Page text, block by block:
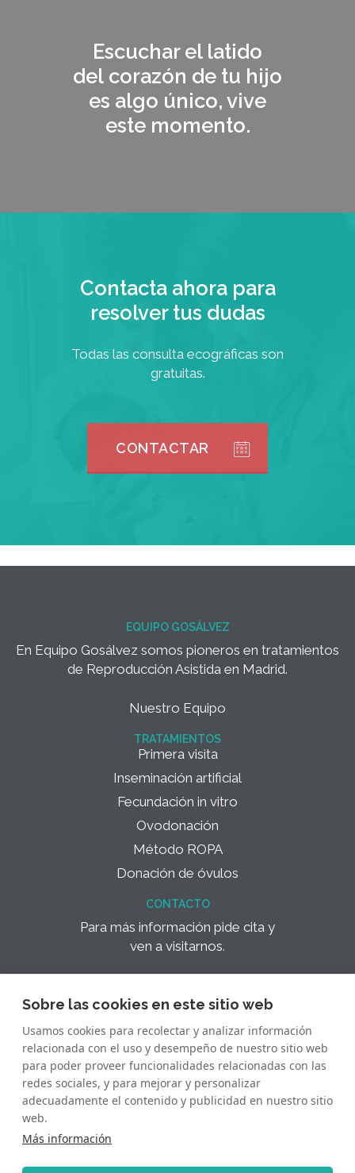
Escuchar el latido
del corazón de tu hijo
es algo único, vive
este momento.
Contacta ahora para
resolver tus dudas
Todas las consulta ecográficas son
gratuitas.
CONTACTAR
EQUIPO GOSÁLVEZ
En Equipo Gosálvez somos pioneros en tratamientos
de Reproducción Asistida en Madrid.
Nuestro Equipo
TRATAMIENTOS
Primera visita
Inseminación artificial
Fecundación in vitro
Ovodonación
Método ROPA
Donación de óvulos
CONTACTO
Para más información pide cita y
ven a visitarnos.
Quirónsalud Madrid, Planta -1
AVISO LEGAL
Aviso Legal
Política de Privacidad
Sobre las cookies en este sitio web
Usamos cookies para recolectar y analizar información
relacionada con el uso y desempeño de nuestro sitio web
para poder proveer funcionalidades relacionadas con las
redes sociales, y para mejorar y personalizar
adecuadamente el contenido y publicidad en nuestro sitio
web.
Más información